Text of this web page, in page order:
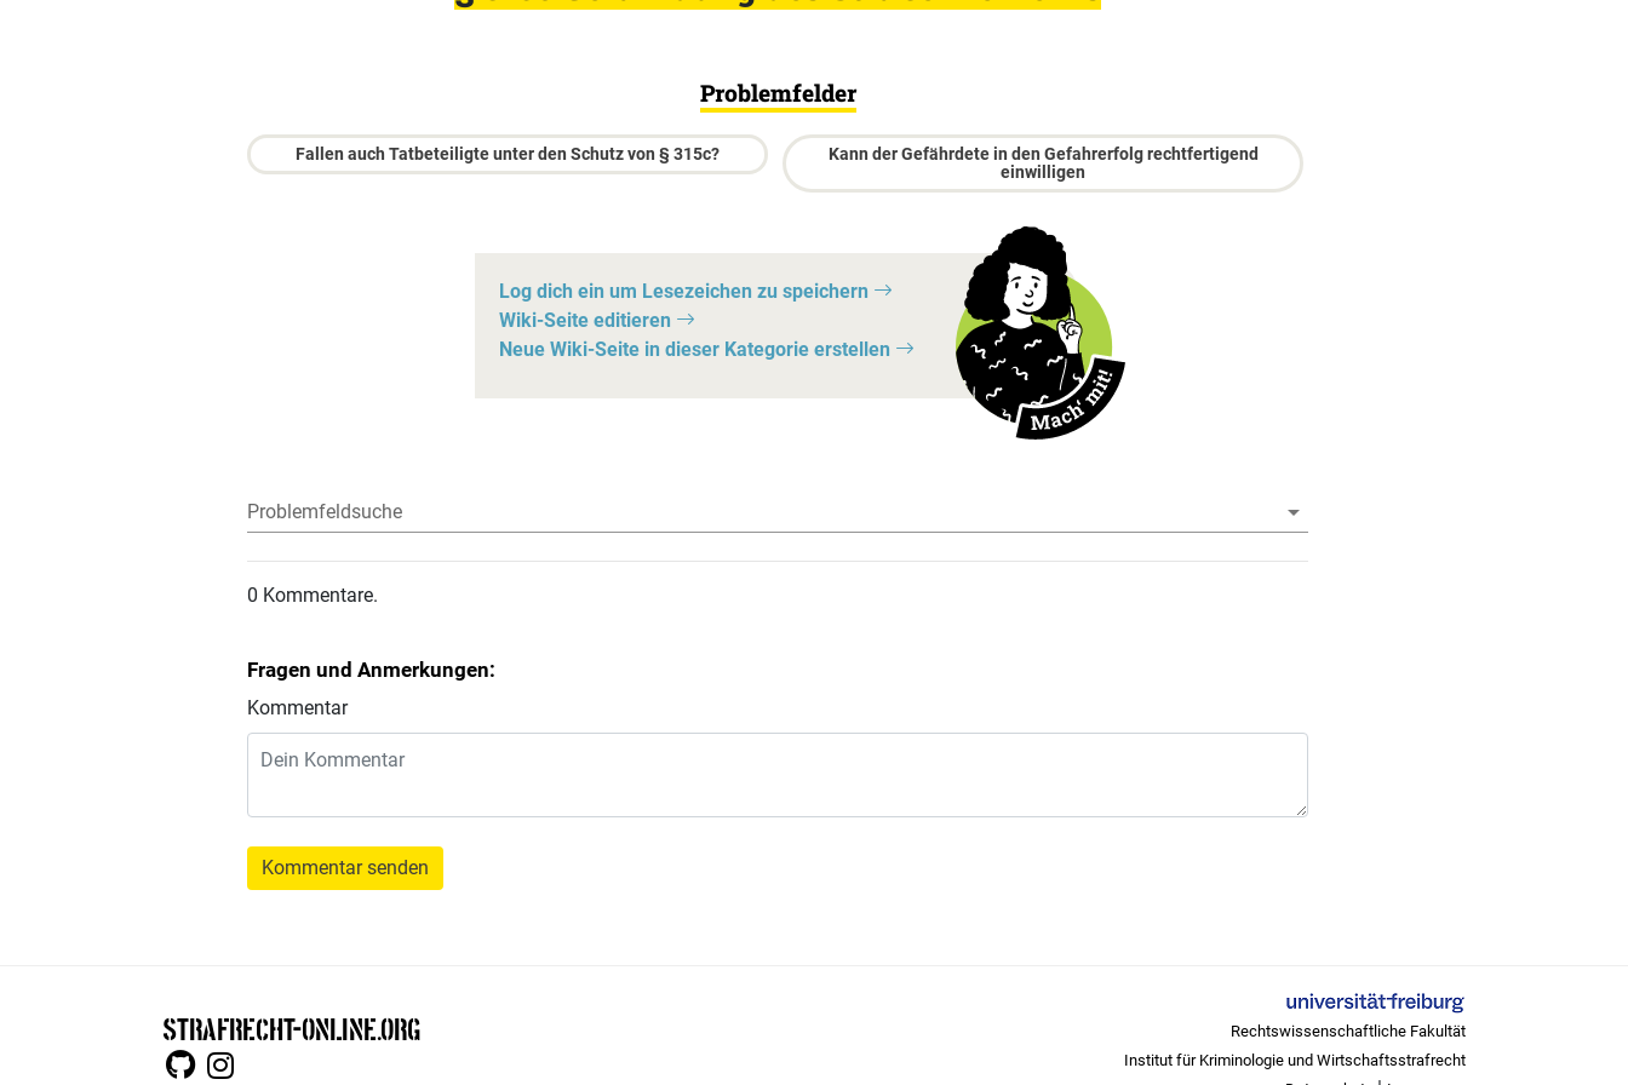
Problemfelder
Fallen auch Tatbeteiligte unter den Schutz von § 315c?
Kann der Gefährdete in den Gefahrerfolg rechtfertigend
einwilligen
Log dich ein um Lesezeichen zu speichern
Wiki-Seite editieren
Neue Wiki-Seite in dieser Kategorie erstellen
Problemfeldsuche
0 Kommentare.
Fragen und Anmerkungen:
Kommentar
Kommentar senden
STRAFRECHT-ONLINE.ORG
Rechtswissenschaftliche Fakultät
Institut für Kriminologie und Wirtschaftsstrafrecht